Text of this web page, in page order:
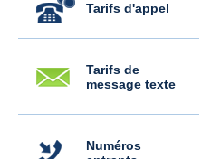
Tarifs d'appel
Tarifs de
message texte
Numéros